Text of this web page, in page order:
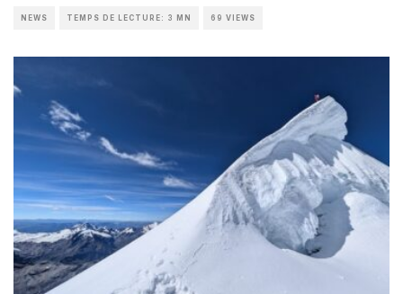
NEWS TEMPS DE LECTURE: 3 MN 69 VIEWS